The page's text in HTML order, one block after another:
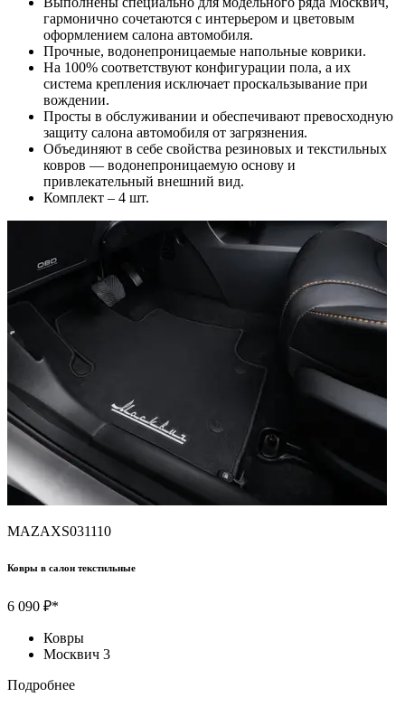
гармонично сочетаются с интерьером и цветовым
оформлением салона автомобиля.
Прочные, водонепроницаемые напольные коврики.
На 100% соответствуют конфигурации пола, а их
система крепления исключает проскальзывание при
вождении.
Просты в обслуживании и обеспечивают превосходную
защиту салона автомобиля от загрязнения.
Объединяют в себе свойства резиновых и текстильных
ковров — водонепроницаемую основу и
привлекательный внешний вид.
Комплект – 4 шт.
MAZAXS031110
Ковры в салон текстильные
6 090 ₽*
Ковры
Москвич 3
Подробнее